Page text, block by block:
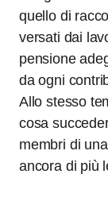
quello di
versati dai
pensione
da ogni
Allo stesso
cosa
membri di
ancora di più